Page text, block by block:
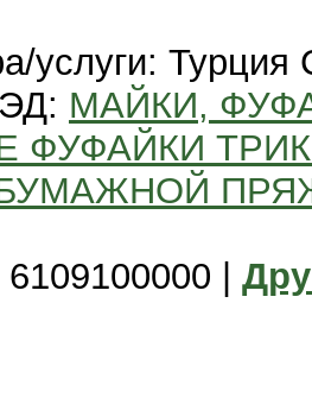
услуги: Турция
МАЙКИ,
ФУФАЙКИ
|